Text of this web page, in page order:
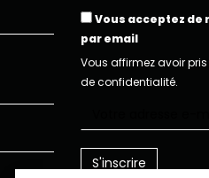
Vous acceptez de
par email
Vous affirmez avoir
de confidentialité.